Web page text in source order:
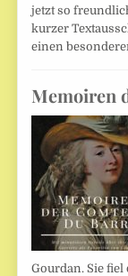
jetzt so
kurzer
einen
Memoiren
Gourdan. Sie